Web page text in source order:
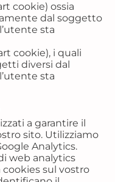
cookie) ossia
dal soggetto
sta
cookie), i quali
diversi dal
sta
a garantire il
sito. Utilizziamo
Analytics.
web analytics
sul vostro